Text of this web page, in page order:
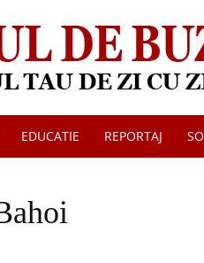
Jurnalul
EDUCATIE REPORTAJ